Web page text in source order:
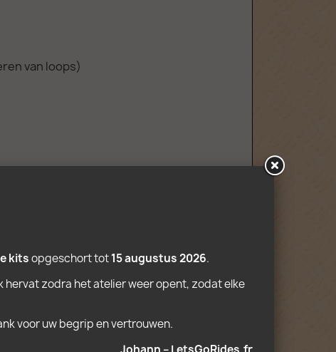
van loops)
kits opgeschort tot 15 augustus 2026.
zodra het atelier weer opent, zodat elke
voor uw begrip en vertrouwen.